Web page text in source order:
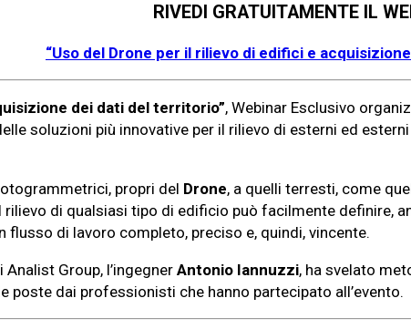
RIVEDI GRATUITAMENTE IL
“Uso del Drone per il rilievo di edifici e
dei dati del territorio”, Webinar Esclusivo
soluzioni più innovative per il rilievo di esterni ed
propri del Drone, a quelli terresti, come
di qualsiasi tipo di edificio può facilmente definire,
flusso di lavoro completo, preciso e, quindi, vincente.
Group, l’ingegner Antonio Iannuzzi, ha svelato
dai professionisti che hanno partecipato all’evento.